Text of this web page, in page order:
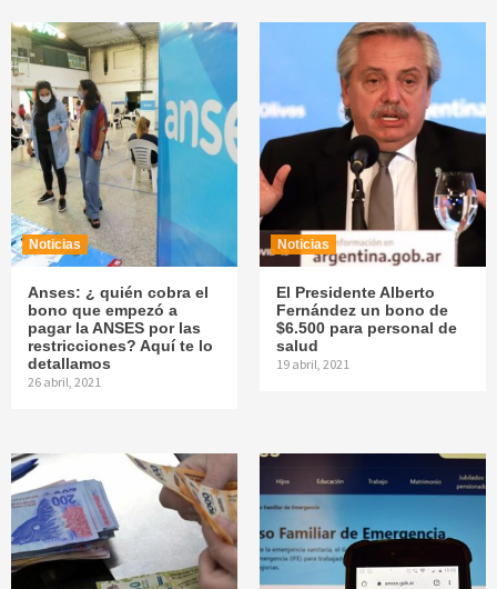
Noticias
Anses: ¿ quién cobra el
bono que empezó a
pagar la ANSES por las
restricciones? Aquí te lo
detallamos
26 abril, 2021
Noticias
El Presidente Alberto
Fernández un bono de
$6.500 para personal de
salud
19 abril, 2021